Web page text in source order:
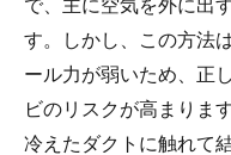
で、主に空気を外に出
す。しかし、この方法
ール力が弱いため、正
ビのリスクが高まりま
冷えたダクトに触れて